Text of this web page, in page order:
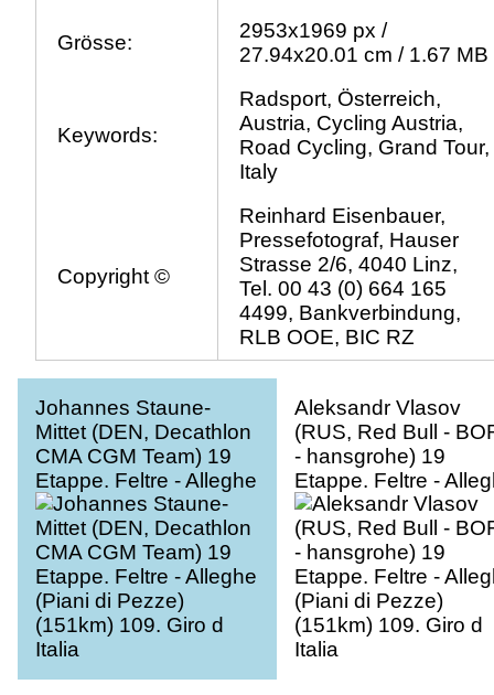
Grösse:
2953x1969 px /
27.94x20.01 cm / 1.67 MB
Keywords:
Radsport, Österreich,
Austria, Cycling Austria,
Road Cycling, Grand Tour,
Italy
Copyright ©
Reinhard Eisenbauer,
Pressefotograf, Hauser
Strasse 2/6, 4040 Linz,
Tel. 00 43 (0) 664 165
4499, Bankverbindung,
RLB OOE, BIC RZ
Johannes Staune-
Mittet (DEN, Decathlon
CMA CGM Team) 19
Etappe. Feltre - Alleghe
(Piani di Pezze)
(151km) 109. Giro d
Italia
Aleksandr Vlasov
(RUS, Red Bull -
- hansgrohe) 19
Etappe. Feltre -
(Piani di Pezze)
(151km) 109. Giro d
Italia